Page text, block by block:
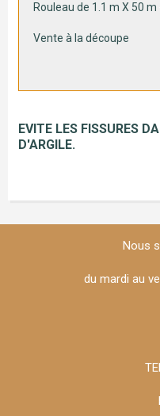
Rouleau de 1.1 m X 50 m
Vente à la découpe
EVITE LES FISSURES
D'ARGILE.
Nous
du mardi au